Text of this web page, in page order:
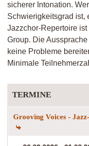
sicherer Intonation.
Schwierigkeitsgrad ist,
Jazzchor-Repertoire ist
Group. Die
keine Probleme
Minimale
TERMINE
Grooving Voices -